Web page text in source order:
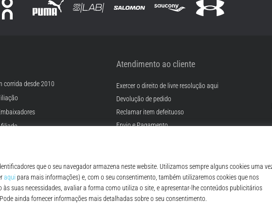
corrida desde 2010
Atendimento ao cliente
Exercer o direito de livre resolução aqui
Devolução de pedido
Reclamar item defeituoso
Envio e Pagamento
FAQ - Perguntas Frequentes
Regulamento de Proteção de Dados Pessoais